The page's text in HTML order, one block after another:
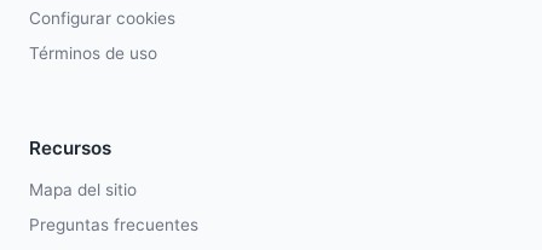
Configurar cookies
Términos de uso
Recursos
Mapa del sitio
Preguntas frecuentes